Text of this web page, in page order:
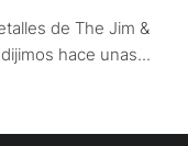
de The Jim &
hace unas...